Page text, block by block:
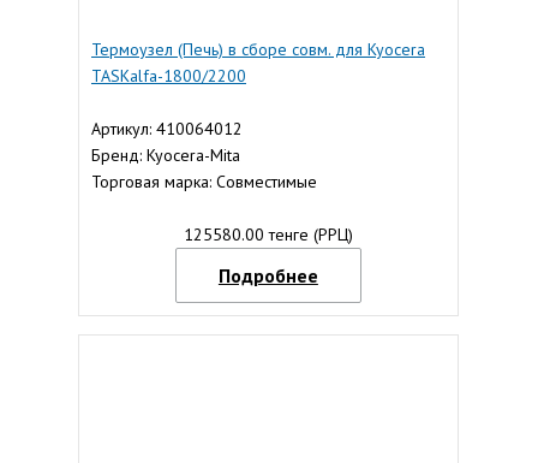
Термоузел (Печь) в сборе совм. для Kyocera
TASKalfa-1800/2200
Артикул: 410064012
Бренд: Kyocera-Mita
Торговая марка: Совместимые
125580.00 тенге (РРЦ)
Подробнее